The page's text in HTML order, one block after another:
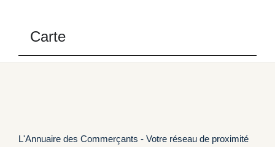
Carte
L'Annuaire des Commerçants - Votre réseau de proximité